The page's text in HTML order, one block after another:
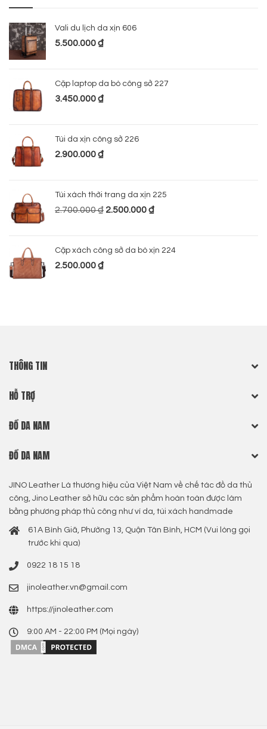
Vali du lịch da xịn 606
5.500.000₫
Cặp laptop da bò công sở 227
3.450.000₫
Túi da xịn công sở 226
2.900.000₫
Túi xách thời trang da xịn 225
2.700.000₫ 2.500.000₫
Cặp xách công sở da bò xịn 224
2.500.000₫
THÔNG TIN
HỖ TRỢ
ĐỒ DA NAM
ĐỒ DA NAM
JINO Leather Là thương hiệu của Việt Nam về chế tác đồ da thủ
công, Jino Leather sở hữu các sản phẩm hoàn toàn được làm
bằng phương pháp thủ công như ví da, túi xách handmade
61A Bình Giã, Phường 13, Quận Tân Bình, HCM (Vui lòng gọi
trước khi qua)
0922 18 15 18
jinoleather.vn@gmail.com
https://jinoleather.com
9:00 AM - 22:00 PM (Mọi ngày)